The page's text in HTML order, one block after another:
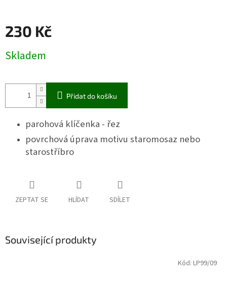
230 Kč
cena:
Skladem
Přidat do košíku
parohová klíčenka - řez
povrchová úprava motivu staromosaz nebo
starostříbro
ZEPTAT SE HLÍDAT SDÍLET
Související produkty
Kód: LP99/09